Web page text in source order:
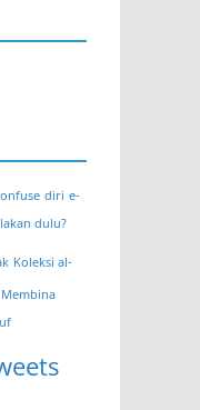
diri e-
dulu?
Koleksi al-
Membina